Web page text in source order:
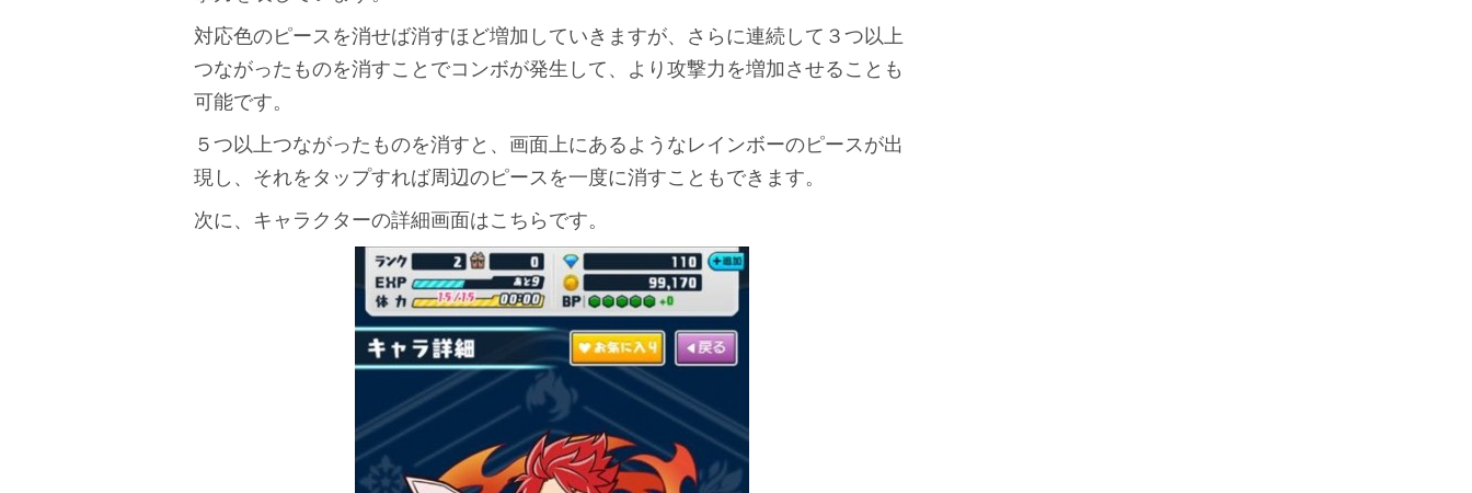
対応色のピースを消せば消すほど増加していきますが、さらに連続して３つ以上
つながったものを消すことでコンボが発生して、より攻撃力を増加させることも
可能です。
５つ以上つながったものを消すと、画面上にあるようなレインボーのピースが出
現し、それをタップすれば周辺のピースを一度に消すこともできます。
次に、キャラクターの詳細画面はこちらです。